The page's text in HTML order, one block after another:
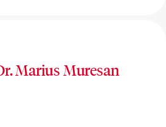
Marius Muresan